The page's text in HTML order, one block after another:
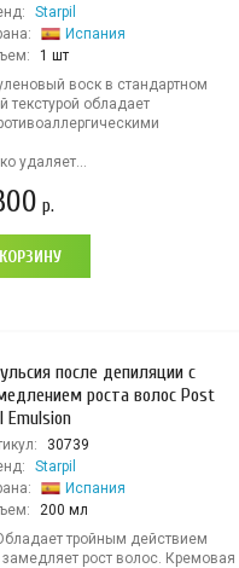
Starpil
Испания
1 шт
воск в стандартном
текстурой обладает
удаляет...
р.
после депиляции с
роста волос Post
Emulsion
30739
Starpil
Испания
200 мл
тройным действием
рост волос. Кремовая